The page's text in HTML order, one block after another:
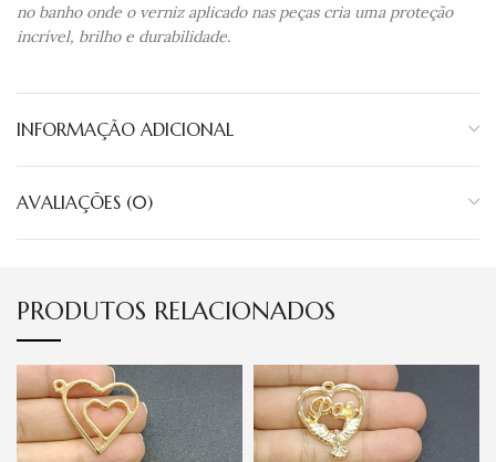
no banho onde o verniz aplicado nas peças cria uma proteção
incrível, brilho e durabilidade.
INFORMAÇÃO ADICIONAL
AVALIAÇÕES (0)
PRODUTOS RELACIONADOS